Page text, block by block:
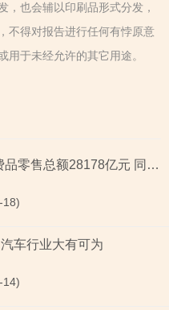
，也会辅以印刷品形式分发，
不得对报告进行任何有悖原意
用于未经允许的其它用途。
4月份社会消费品零售总额28178亿元 同比下降7.5%
18)
车行业大有可为
14)